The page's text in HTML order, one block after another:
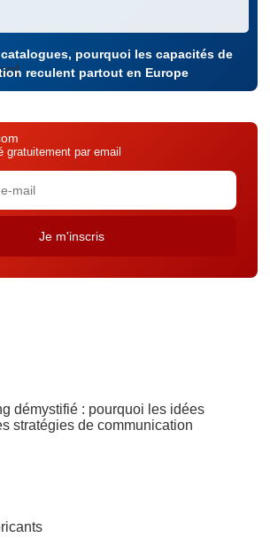
pourquoi les capacités de
reculent partout en Europe
gratuitement par email
démystifié : pourquoi les idées
stratégies de communication